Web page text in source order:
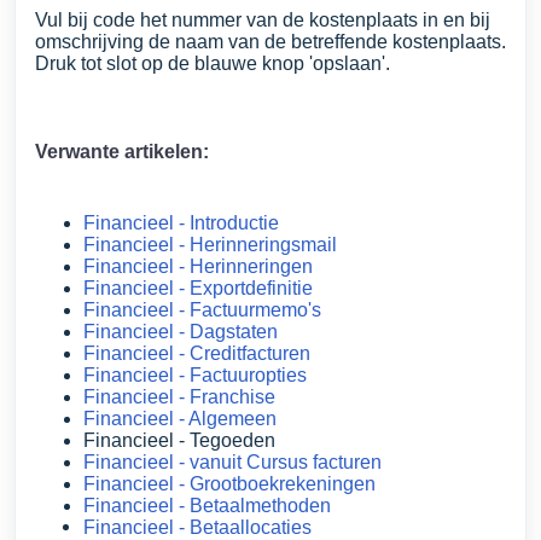
Vul bij code het nummer van de kostenplaats in en bij
omschrijving de naam van de betreffende kostenplaats.
Druk tot slot op de blauwe knop 'opslaan'.
Verwante artikelen:
Financieel - Introductie
Financieel - Herinneringsmail
Financieel - Herinneringen
Financieel - Exportdefinitie
Financieel - Factuurmemo's
Financieel - Dagstaten
Financieel - Creditfacturen
Financieel - Factuuropties
Financieel - Franchise
Financieel - Algemeen
Financieel - Tegoeden
Financieel - vanuit Cursus facturen
Financieel - Grootboekrekeningen
Financieel - Betaalmethoden
Financieel - Betaallocaties